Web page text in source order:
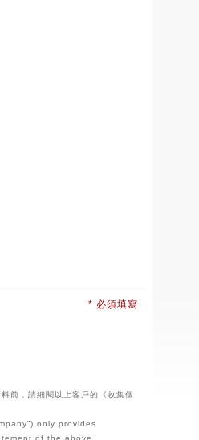
* 必須填寫
前，請細閱以上客戶的《收集個
only provides
of the above